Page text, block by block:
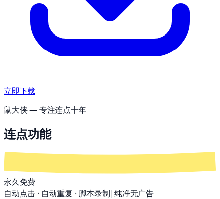
立即下载
鼠大侠 — 专注连点十年
连点功能
永久免费
自动点击 · 自动重复 · 脚本录制|纯净无广告